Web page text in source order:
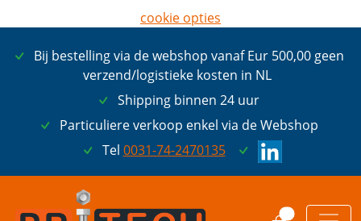
Bij bestelling via de webshop vanaf Eur 500,00 geen
verzend/logistieke kosten in NL
Shipping binnen 24 uur
Particuliere verkoop enkel via de Webshop
Tel 0031-74-2470135
cookie opties
ik ga akkoord met cookies